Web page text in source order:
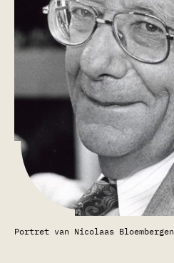
Portret van Nicolaas Bloembergen